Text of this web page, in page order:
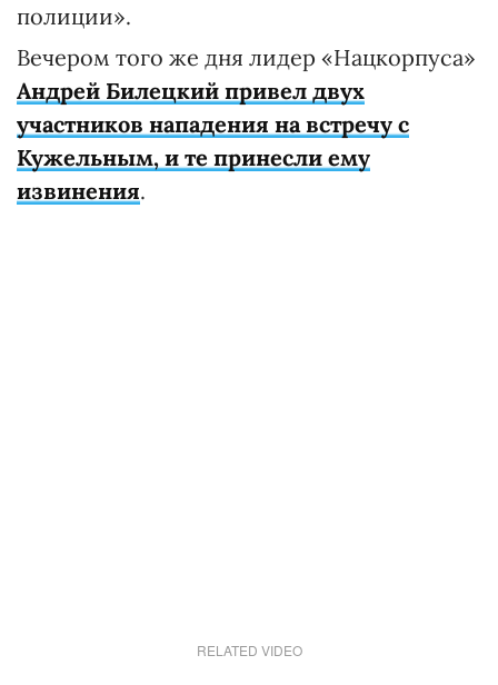
полиции».
Вечером того же дня лидер «Нацкорпуса»
Андрей Билецкий привел двух
участников нападения на встречу с
Кужельным, и те принесли ему
извинения.
RELATED VIDEO